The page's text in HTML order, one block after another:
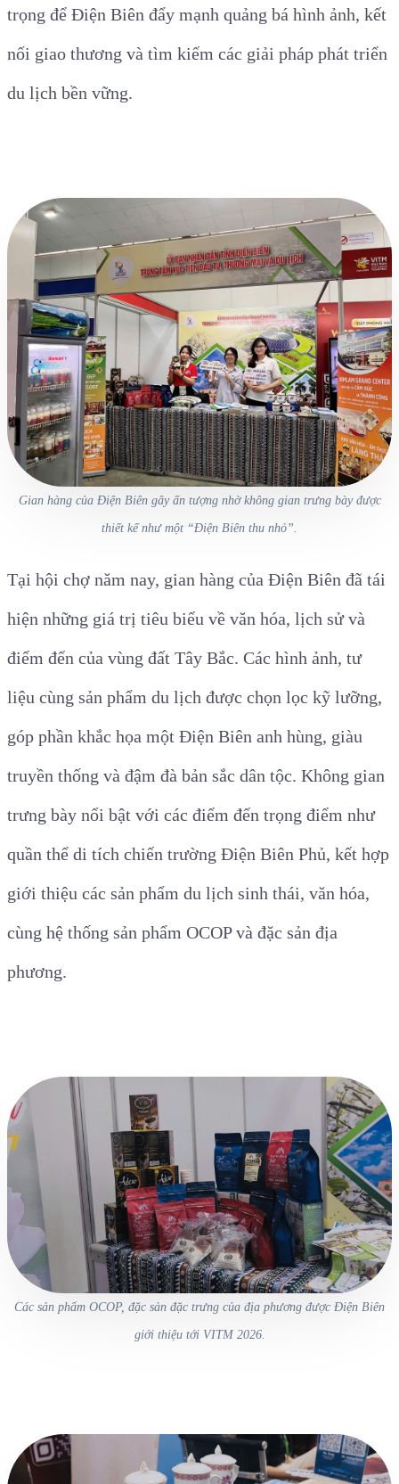
trọng để Điện Biên đẩy mạnh quảng bá hình ảnh, kết
nối giao thương và tìm kiếm các giải pháp phát triển
du lịch bền vững.
Gian hàng của Điện Biên gây ấn tượng nhờ không gian trưng bày được
thiết kế như một “Điện Biên thu nhỏ”.
Tại hội chợ năm nay, gian hàng của Điện Biên đã tái
hiện những giá trị tiêu biểu về văn hóa, lịch sử và
điểm đến của vùng đất Tây Bắc. Các hình ảnh, tư
liệu cùng sản phẩm du lịch được chọn lọc kỹ lưỡng,
góp phần khắc họa một Điện Biên anh hùng, giàu
truyền thống và đậm đà bản sắc dân tộc. Không gian
trưng bày nổi bật với các điểm đến trọng điểm như
quần thể di tích chiến trường Điện Biên Phủ, kết hợp
giới thiệu các sản phẩm du lịch sinh thái, văn hóa,
cùng hệ thống sản phẩm OCOP và đặc sản địa
phương.
Các sản phẩm OCOP, đặc sản đặc trưng của địa phương được Điện Biên
giới thiệu tới VITM 2026.